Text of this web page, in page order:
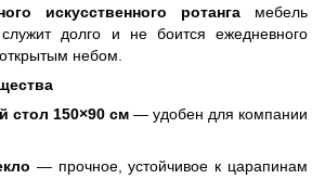
искусственного ротанга мебель
служит долго и не боится ежедневного
небом.
стол 150×90 см — удобен для компании
— прочное, устойчивое к царапинам